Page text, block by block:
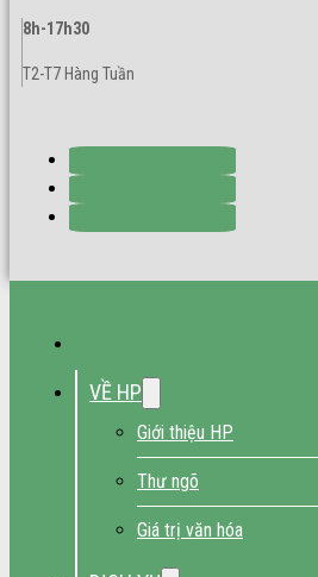
8h-17h30
T2-T7 Hàng Tuần
VỀ HP
Giới thiệu HP
Thư ngõ
Giá trị văn hóa